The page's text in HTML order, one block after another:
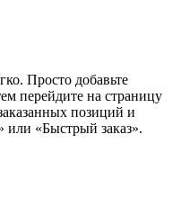
Просто добавьте
перейдите на страницу
позиций и
или «Быстрый заказ».